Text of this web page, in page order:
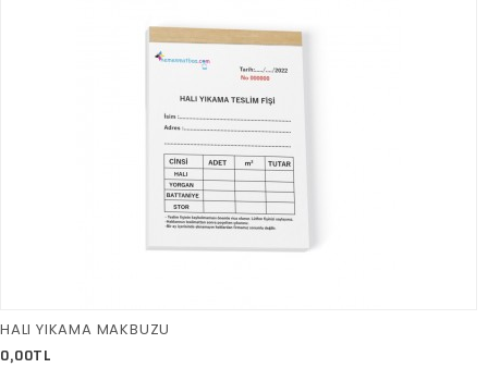
HALI YIKAMA MAKBUZU
0,00TL